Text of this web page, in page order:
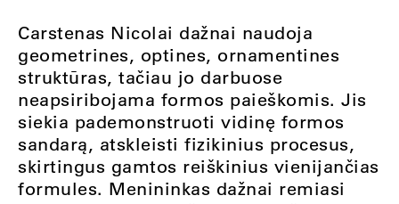
Carstenas Nicolai dažnai naudoja
geometrines, optines, ornamentines
struktūras, tačiau jo darbuose
neapsiribojama formos paieškomis. Jis
siekia pademonstruoti vidinę formos
sandarą, atskleisti fizikinius procesus,
skirtingus gamtos reiškinius vienijančias
formules. Menininkas dažnai remiasi